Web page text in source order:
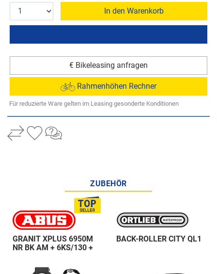
In den Warenkorb
€ Bikeleasing anfragen
Rahmenhöhen Rechner
Für reduzierte Ware gelten im Leasing gesonderte Konditionen
ZUBEHÖR
GRANIT XPLUS 6950M
NR BK AM + 6KS/130 +
BACK-ROLLER CITY QL1